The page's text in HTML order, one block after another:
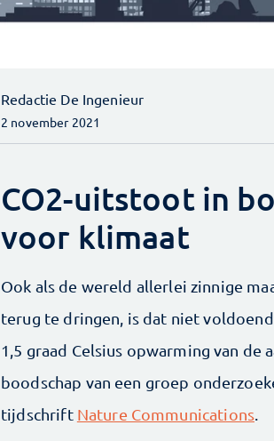
Redactie De Ingenieur
2 november 2021
CO2-uitstoot in
voor klimaat
Ook als de wereld allerlei zinnige
terug te dringen, is dat niet
1,5 graad Celsius opwarming van
boodschap van een groep
tijdschrift Nature Communications.